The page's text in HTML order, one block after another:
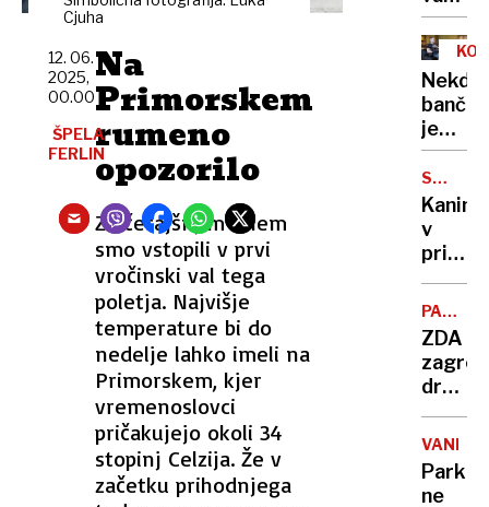
Cjuha
Na
Primorskem
rumeno
opozorilo
Z včerajšnjim dnem
smo vstopili v prvi
vročinski val tega
poletja. Najvišje
temperature bi do
nedelje lahko imeli na
Primorskem, kjer
vremenoslovci
pričakujejo okoli 34
stopinj Celzija. Že v
začetku prihodnjega
12. 06.
2025,
00.00
ŠPELA
FERLIN
a ne
imune
za
je
pripor
KANIN
Kanin
v
-
IZRAEL
ZDA
ki bi
se
Parka
ne